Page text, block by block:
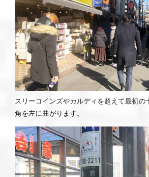
スリーコインズやカルディを超えて最初の
角を左に曲がります。